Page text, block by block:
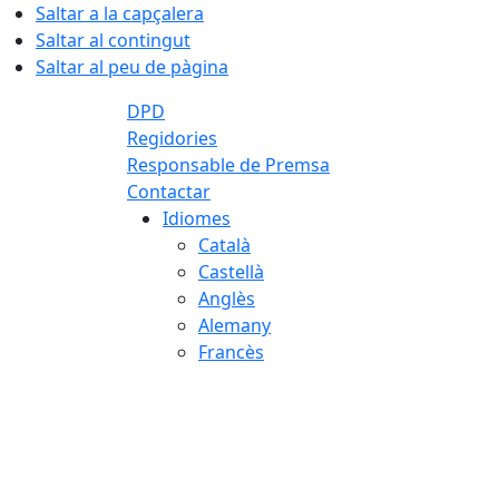
Saltar a la capçalera
Saltar al contingut
Saltar al peu de pàgina
DPD
Regidories
Responsable de Premsa
Contactar
Idiomes
Català
Castellà
Anglès
Alemany
Francès